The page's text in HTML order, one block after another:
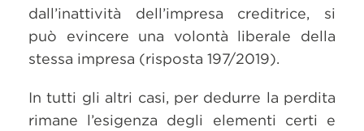
dall’inattività dell’impresa creditrice, si
può evincere una volontà liberale della
stessa impresa (risposta 197/2019).
In tutti gli altri casi, per dedurre la perdita
rimane l’esigenza degli elementi certi e